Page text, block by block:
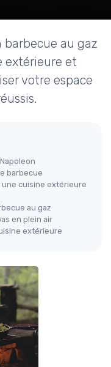
barbecue au gaz
extérieure et
votre espace
barbecue
cuisine extérieure
au gaz
en plein air
extérieure